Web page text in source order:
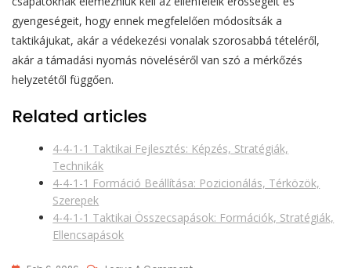
gyengeségeit, hogy ennek megfelelően módosítsák a
taktikájukat, akár a védekezési vonalak szorosabbá tételéről,
akár a támadási nyomás növeléséről van szó a mérkőzés
helyzetétől függően.
Related articles
4-4-1-1 Taktikai Fejlesztés: Képzés, Stratégiák,
Technikák
4-4-1-1 Formáció Beállítása: Pozicionálás, Térközök,
Szerepek
4-4-1-1 Taktikai Összecsapások: Formációk, Stratégiák,
Ellencsapások